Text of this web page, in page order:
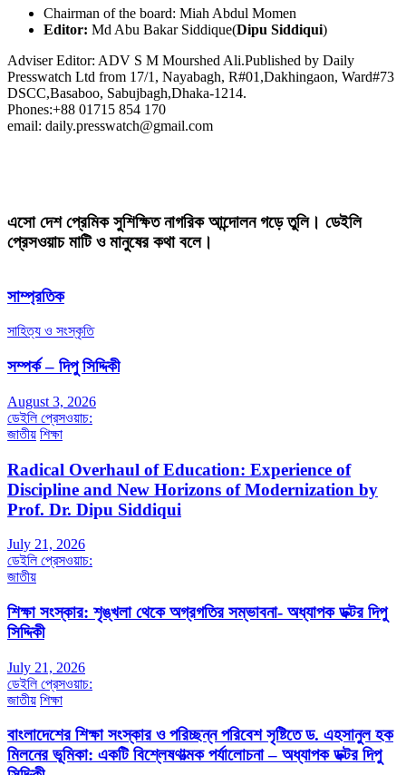
Chairman of the board: Miah Abdul Momen
Editor: Md Abu Bakar Siddique(Dipu Siddiqui)
Adviser Editor: ADV S M Mourshed Ali.Published by Daily
Presswatch Ltd from 17/1, Nayabagh, R#01,Dakhingaon, Ward#73
DSCC,Basaboo, Sabujbagh,Dhaka-1214.
Phones:+88 01715 854 170
email: daily.presswatch@gmail.com
এসো দেশ প্রেমিক সুশিক্ষিত নাগরিক আন্দোলন গড়ে তুলি। ডেইলি
প্রেসওয়াচ মাটি ও মানুষের কথা বলে।
সাম্প্রতিক
সাহিত্য ও সংস্কৃতি
সম্পর্ক – দিপু সিদ্দিকী
August 3, 2026
ডেইলি প্রেসওয়াচ:
জাতীয় শিক্ষা
Radical Overhaul of Education: Experience of
Discipline and New Horizons of Modernization by
Prof. Dr. Dipu Siddiqui
July 21, 2026
ডেইলি প্রেসওয়াচ:
জাতীয়
শিক্ষা সংস্কার: শৃঙ্খলা থেকে অগ্রগতির সম্ভাবনা- অধ্যাপক ডক্টর দিপু
সিদ্দিকী
July 21, 2026
ডেইলি প্রেসওয়াচ:
জাতীয় শিক্ষা
বাংলাদেশের শিক্ষা সংস্কার ও পরিচ্ছন্ন পরিবেশ সৃষ্টিতে ড. এহসানুল হক
মিলনের ভূমিকা: একটি বিশ্লেষণাত্মক পর্যালোচনা – অধ্যাপক ডক্টর দিপু